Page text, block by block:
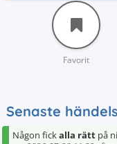
Favorit
Senaste
Någon fickalla rätt på